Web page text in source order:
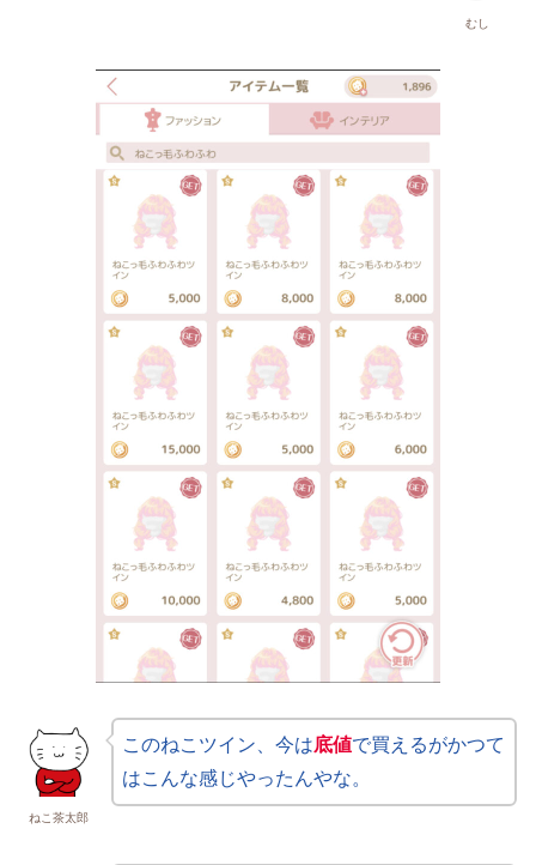
むし
ねこ茶太郎
このねこツイン、今は底値で買えるがかつて
はこんな感じやったんやな。